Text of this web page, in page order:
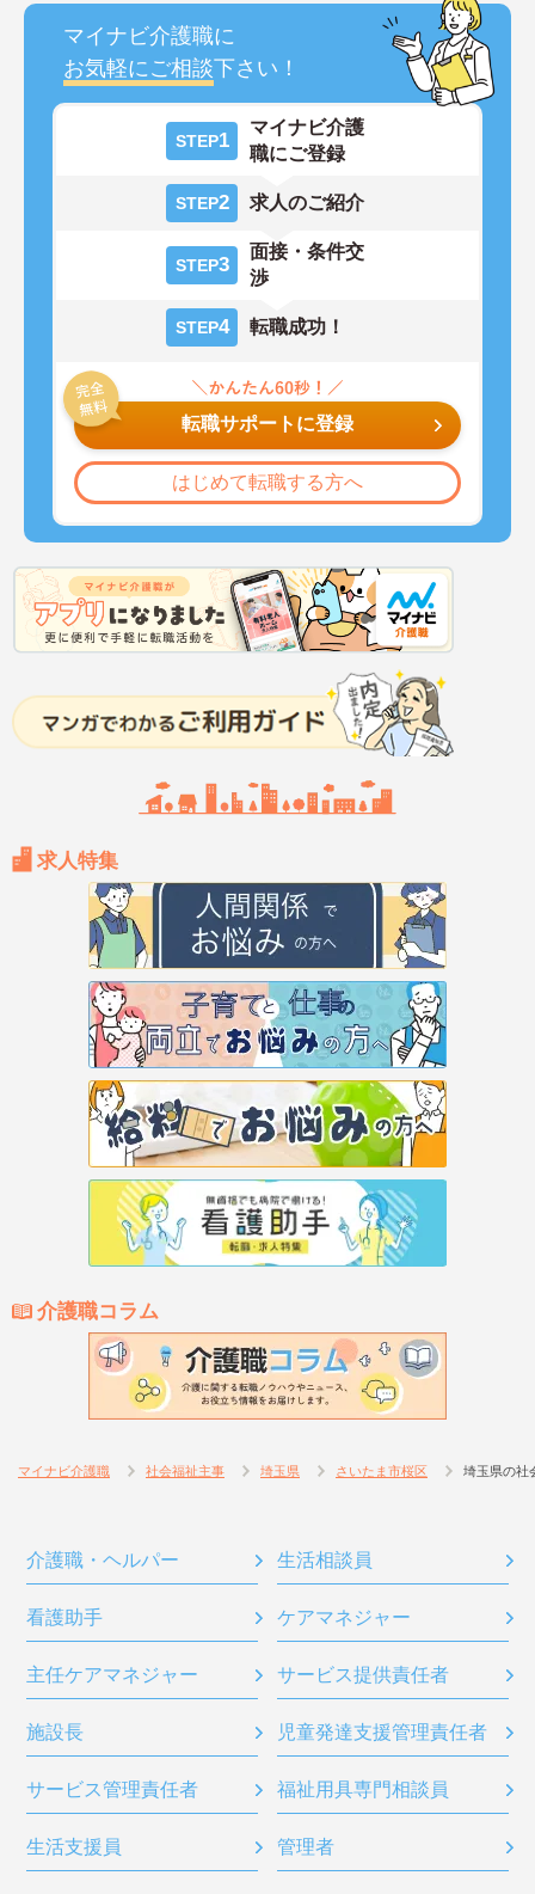
マイナビ介護職に
お気軽にご相談下さい！
STEP1
マイナビ介護
職にご登録
STEP2 求人のご紹介
STEP3
面接・条件交
渉
STEP4 転職成功！
転職サポートに登録
はじめて転職する方へ
求人特集
介護職コラム
マイナビ介護職 社会福祉主事 埼玉県 さいたま市桜区 埼玉県の社
介護職・ヘルパー 生活相談員
看護助手 ケアマネジャー
主任ケアマネジャー サービス提供責任者
施設長 児童発達支援管理責任者
サービス管理責任者 福祉用具専門相談員
生活支援員 管理者